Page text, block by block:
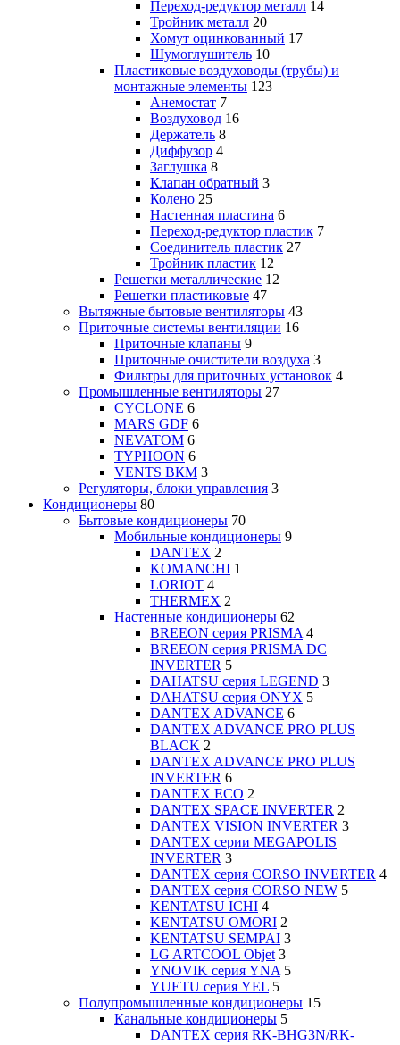
Переход-редуктор металл 14
Тройник металл 20
Хомут оцинкованный 17
Шумоглушитель 10
Пластиковые воздуховоды (трубы) и
монтажные элементы 123
Анемостат 7
Воздуховод 16
Держатель 8
Диффузор 4
Заглушка 8
Клапан обратный 3
Колено 25
Настенная пластина 6
Переход-редуктор пластик 7
Соединитель пластик 27
Тройник пластик 12
Решетки металлические 12
Решетки пластиковые 47
Вытяжные бытовые вентиляторы 43
Приточные системы вентиляции 16
Приточные клапаны 9
Приточные очистители воздуха 3
Фильтры для приточных установок 4
Промышленные вентиляторы 27
CYCLONE 6
MARS GDF 6
NEVATOM 6
TYPHOON 6
VENTS ВКМ 3
Регуляторы, блоки управления 3
Кондиционеры 80
Бытовые кондиционеры 70
Мобильные кондиционеры 9
DANTEX 2
KOMANCHI 1
LORIOT 4
THERMEX 2
Настенные кондиционеры 62
BREEON серия PRISMA 4
BREEON серия PRISMA DC
INVERTER 5
DAHATSU серия LEGEND 3
DAHATSU серия ONYX 5
DANTEX ADVANCE 6
DANTEX ADVANCE PRO PLUS
BLACK 2
DANTEX ADVANCE PRO PLUS
INVERTER 6
DANTEX ECO 2
DANTEX SPACE INVERTER 2
DANTEX VISION INVERTER 3
DANTEX серии MEGAPOLIS
INVERTER 3
DANTEX серия CORSO INVERTER 4
DANTEX серия CORSO NEW 5
KENTATSU ICHI 4
KENTATSU OMORI 2
KENTATSU SEMPAI 3
LG ARTCOOL Objet 3
YNOVIK серия YNA 5
YUETU серия YEL 5
Полупромышленные кондиционеры 15
Канальные кондиционеры 5
DANTEX cерия RK-BHG3N/RK-